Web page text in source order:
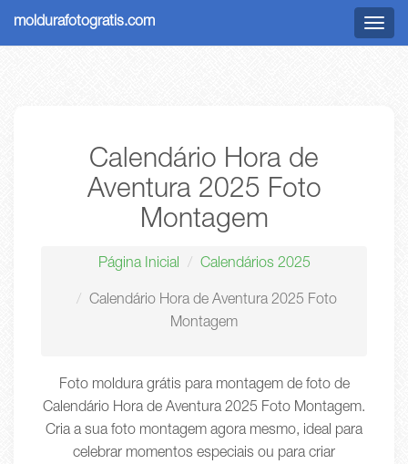
Menu
moldurafotogratis.com
Calendário Hora de
Aventura 2025 Foto
Montagem
Página Inicial Calendários 2025
Calendário Hora de Aventura 2025 Foto
Montagem
Foto moldura grátis para montagem de foto de
Calendário Hora de Aventura 2025 Foto Montagem.
Cria a sua foto montagem agora mesmo, ideal para
celebrar momentos especiais ou para criar